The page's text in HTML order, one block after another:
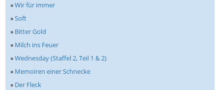
»Wir für immer
»Soft
» Bitter Gold
» Milch ins Feuer
»Wednesday (Staffel 2, Teil 1 & 2)
» Memoiren einer Schnecke
» Der Fleck